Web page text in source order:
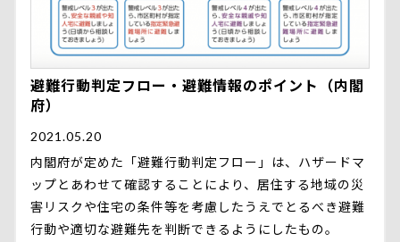
避難行動判定フロー・避難情報のポイント（内閣
府）
2021.05.20
内閣府が定めた「避難行動判定フロー」は、ハザードマ
ップとあわせて確認することにより、居住する地域の災
害リスクや住宅の条件等を考慮したうえでとるべき避難
行動や適切な避難先を判断できるようにしたもの。